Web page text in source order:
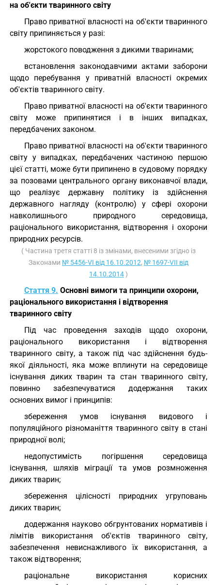
на об'єкти тваринного світу
Право приватної власності на об'єкти тваринного
світу припиняється у разі:
жорстокого поводження з дикими тваринами;
встановлення законодавчими актами заборони
щодо перебування у приватній власності окремих
об'єктів тваринного світу.
Право приватної власності на об'єкти тваринного
світу може припинятися і в інших випадках,
передбачених законом.
Право приватної власності на об'єкти тваринного
світу у випадках, передбачених частиною першою
цієї статті, може бути припинено в судовому порядку
за позовами центрального органу виконавчої влади,
що реалізує державну політику із здійснення
державного нагляду (контролю) у сфері охорони
навколишнього природного середовища,
раціонального використання, відтворення і охорони
природних ресурсів.
( Частина третя статті 8 із змінами, внесеними згідно із
Законами № 5456-VI від 16.10.2012, № 1697-VII від
14.10.2014)
Стаття 9. Основні вимоги та принципи охорони,
раціонального використання і відтворення
тваринного світу
Під час проведення заходів щодо охорони,
раціонального використання і відтворення
тваринного світу, а також під час здійснення будь-
якої діяльності, яка може вплинути на середовище
існування диких тварин та стан тваринного світу,
повинно забезпечуватися додержання таких
основних вимог і принципів:
збереження умов існування видового і
популяційного різноманіття тваринного світу в стані
природної волі;
недопустимість погіршення середовища
існування, шляхів міграції та умов розмноження
диких тварин;
збереження цілісності природних угруповань
диких тварин;
додержання науково обгрунтованих нормативів і
лімітів використання об'єктів тваринного світу,
забезпечення невиснажливого їх використання, а
також відтворення;
раціональне використання корисних